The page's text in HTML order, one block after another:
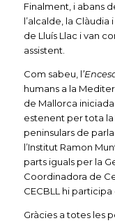
Finalment, i abans
l’alcalde, la
de Lluís Llac i van
assistent.
Com sabeu, l
humans a la
de Mallorca iniciada
estenent per tota la
peninsulars de
l’Institut Ramon
parts iguals per la
Coordinadora de
CECBLL hi participa
Gràcies a totes les